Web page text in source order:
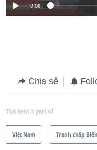
0:00
Chia sẻ
This item is part of
Việt Nam Tranh chấp